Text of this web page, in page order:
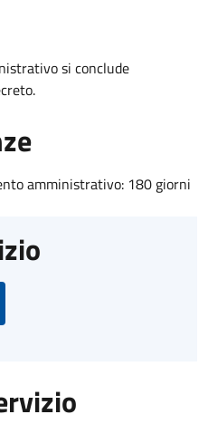
si conclude
amministrativo: 180 giorni